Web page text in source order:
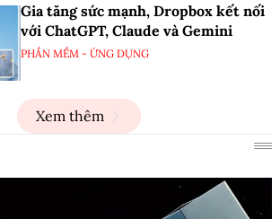
Gia tăng sức mạnh, Dropbox kết nối
với ChatGPT, Claude và Gemini
PHẦN MỀM - ỨNG DỤNG
Xem thêm